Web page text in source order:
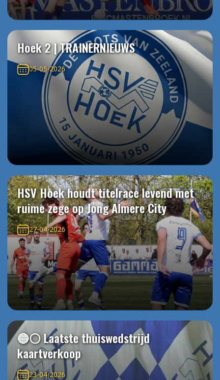
Hoek 2 | TRAINERNIEUWS
05-05-2026
HSV Hoek houdt titelrace levend met
ruime zege op Jong Almere City
27-04-2026
🔵⚪️ Laatste thuiswedstrijd
kaartverkoop
23-04-2026